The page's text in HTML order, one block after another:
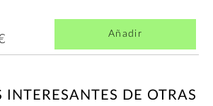
Añadir
INTERESANTES DE OTRAS